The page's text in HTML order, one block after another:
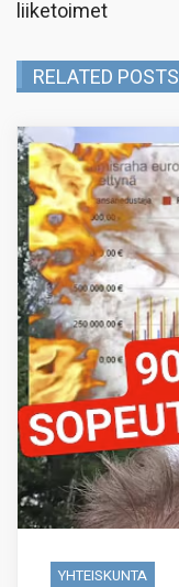
liiketoimet
RELATED POSTS
YHTEISKUNTA